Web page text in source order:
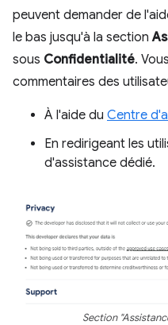
peuvent demander de
le bas jusqu'à la section
sous Confidentialité.
commentaires des
À l'aide du Centre
En redirigeant les
d'assistance dédié.
Section